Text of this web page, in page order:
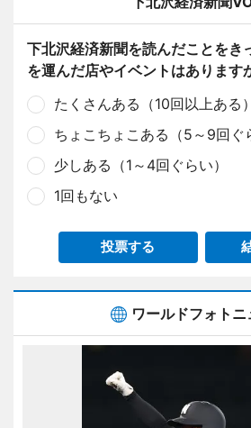
下北沢経済新聞を読んだことをき
を運んだ店やイベントはあります
たくさんある（10回以上ある）
ちょこちょこある（5～9回ぐ
少しある（1～4回ぐらい）
1回もない
投票する
ワールドフォトニ